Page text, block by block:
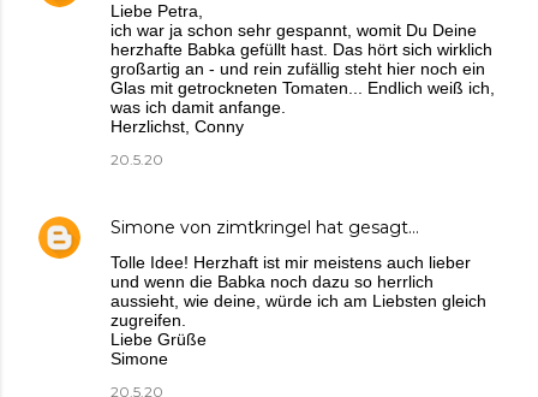
Liebe Petra,
ich war ja schon sehr gespannt, womit Du Deine
herzhafte Babka gefüllt hast. Das hört sich wirklich
großartig an - und rein zufällig steht hier noch ein
Glas mit getrockneten Tomaten... Endlich weiß ich,
was ich damit anfange.
Herzlichst, Conny
20.5.20
Simone von zimtkringel hat gesagt…
Tolle Idee! Herzhaft ist mir meistens auch lieber
und wenn die Babka noch dazu so herrlich
aussieht, wie deine, würde ich am Liebsten gleich
zugreifen.
Liebe Grüße
Simone
20.5.20